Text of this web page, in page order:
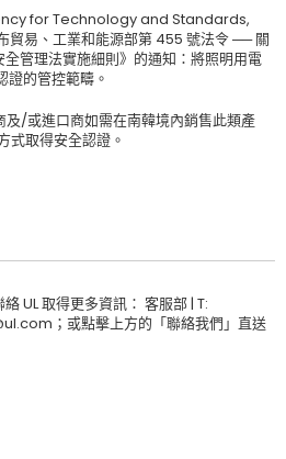
for Technology and Standards,
貿易、工業和能源部第 455 號法令 ── 關
管理法實施細則》的通知：將照明用電
的管控範疇。
及/或進口商如需在南韓境內銷售此類產
式取得安全認證。
UL 取得更多資訊： 客服部 | T:
；或點擊上方的「聯絡我們」直送